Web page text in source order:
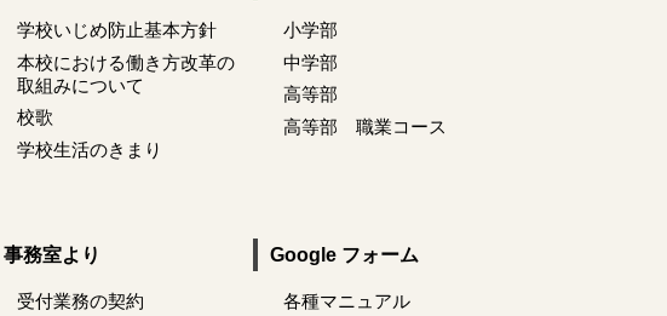
学校いじめ防止基本方針
本校における働き方改革の
取組みについて
校歌
学校生活のきまり
小学部
中学部
高等部
高等部 職業コース
事務室より
受付業務の契約
Google フォーム
各種マニュアル